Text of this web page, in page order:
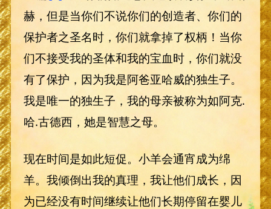
赫，但是当你们不说你们的创造者、你们的
保护者之圣名时，你们就拿掉了权柄！当你
们不接受我的圣体和我的宝血时，你们就没
有了保护，因为我是阿爸亚哈威的独生子。
我是唯一的独生子，我的母亲被称为如阿克.
哈.古德西，她是智慧之母。
现在时间是如此短促。小羊会通宵成为绵
羊。我倾倒出我的真理，我让他们成长，因
为已经没有时间继续让他们长期停留在婴儿